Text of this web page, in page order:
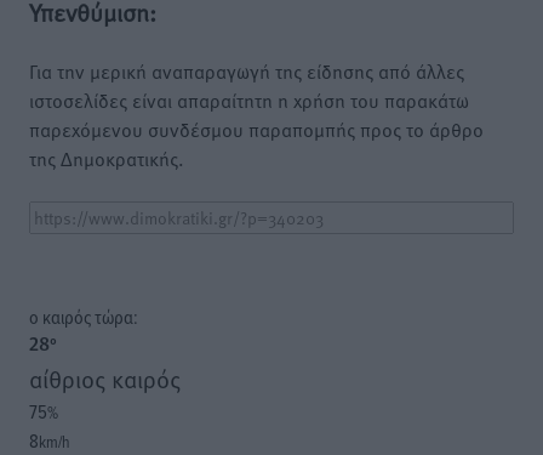
Υπενθύμιση:
Για την μερική αναπαραγωγή της είδησης από άλλες
ιστοσελίδες είναι απαραίτητη η χρήση του παρακάτω
παρεχόμενου συνδέσμου παραπομπής προς το άρθρο
της Δημοκρατικής.
o καιρός τώρα:
28°
αίθριος καιρός
75%
8km/h